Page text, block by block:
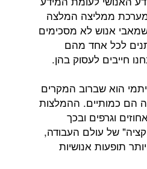
ממליצה המלצה
אנוש לא מסכימים
לכל אחד מהם
חייבים לעסוק בהן.
הוא שברוב המקרים
הם כמותיים. ההמלצות
וגרפים ובכך
של עולם העבודה,
תופעות אנושיות